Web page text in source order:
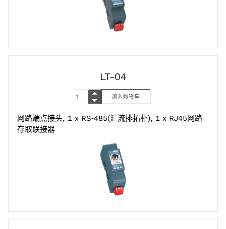
LT-04
网路端点接头, 1 x RS‑485(汇流排拓朴), 1 x RJ45网路
存取联接器